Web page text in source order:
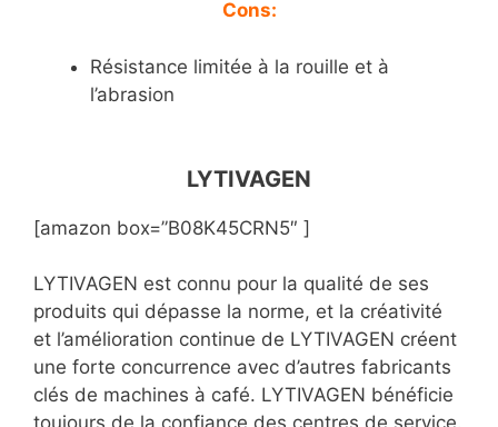
Cons:
Résistance limitée à la rouille et à
l’abrasion
LYTIVAGEN
[amazon box=”B08K45CRN5″ ]
LYTIVAGEN est connu pour la qualité de ses
produits qui dépasse la norme, et la créativité
et l’amélioration continue de LYTIVAGEN créent
une forte concurrence avec d’autres fabricants
clés de machines à café. LYTIVAGEN bénéficie